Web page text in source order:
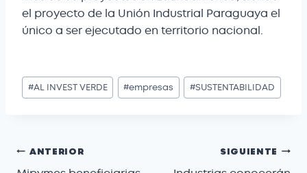
el proyecto de la Unión Industrial Paraguaya el
único a ser ejecutado en territorio nacional.
#AL INVEST VERDE #empresas #SUSTENTABILIDAD
ANTERIOR SIGUIENTE